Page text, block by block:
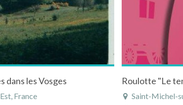
dans les Vosges
France
Roulotte "Le
Saint-Michel-